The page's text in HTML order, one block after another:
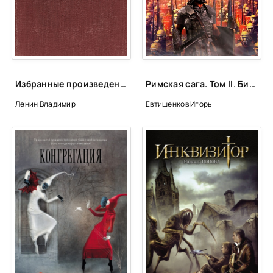
12-02
13-01
14-01
16-01
16-02
17-01
17-02
18-01
18-02
19-01
Избранные произведения в 4-х томах - Владимир Ленин
Ленин Владимир
Римская сага. Том II. Битва под Каррами - Игорь Евтишенков
Евтишенков Игорь